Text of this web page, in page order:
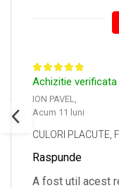
Achizitie verificata
ION PAVEL,
Acum 11 luni
CULORI PLACUTE,
Raspunde
A fost util acest